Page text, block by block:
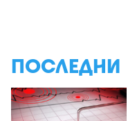
ПОСЛЕДНИ